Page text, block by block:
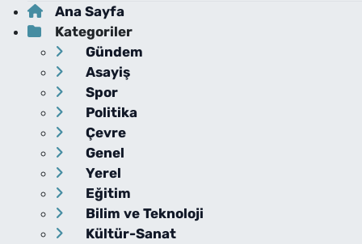
Ana Sayfa
Kategoriler
Gündem
Asayiş
Spor
Politika
Çevre
Genel
Yerel
Eğitim
Bilim ve Teknoloji
Kültür-Sanat